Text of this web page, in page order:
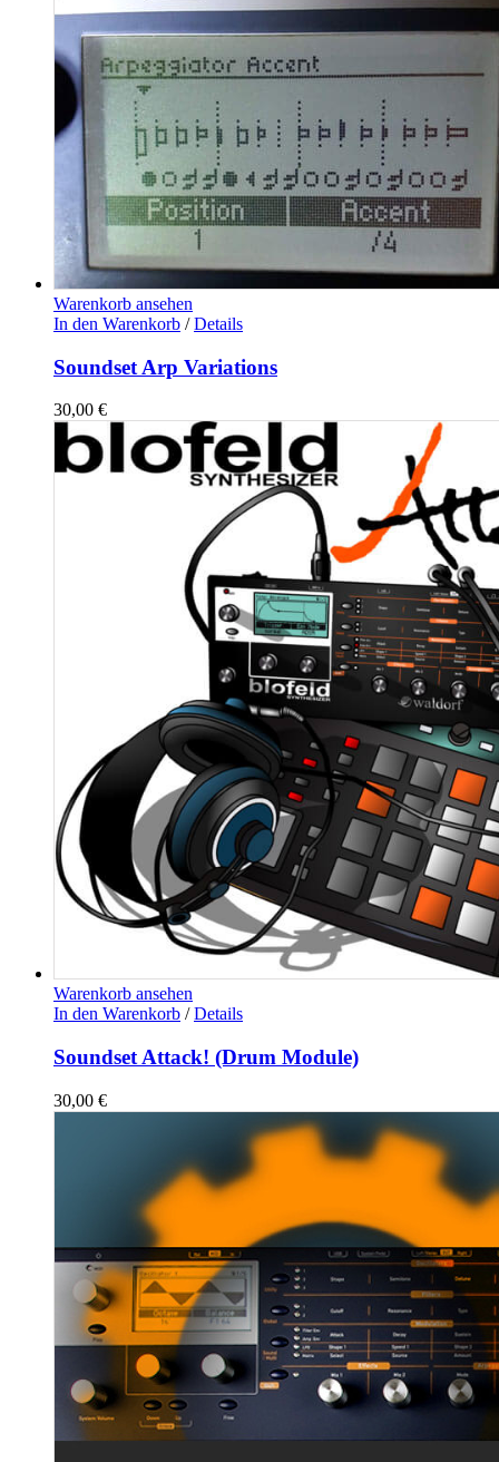
Warenkorb ansehen
In den Warenkorb / Details
Soundset Arp Variations
30,00 €
Warenkorb ansehen
In den Warenkorb / Details
Soundset Attack! (Drum Module)
30,00 €